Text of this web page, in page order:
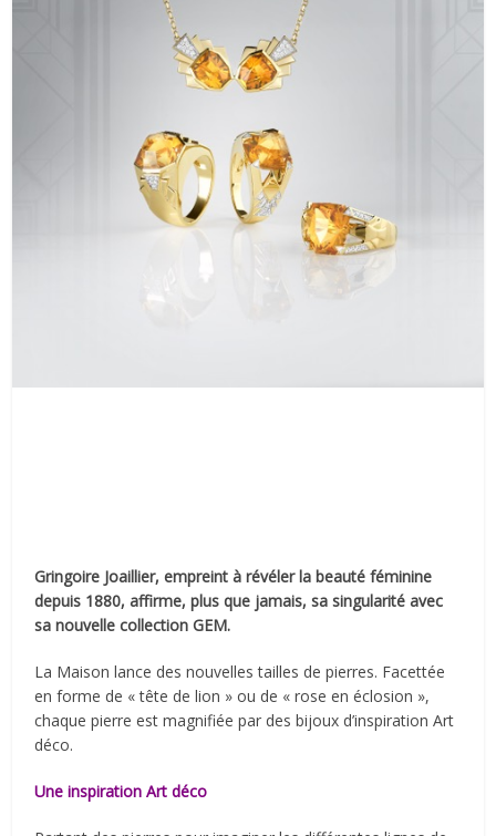
Gringoire Joaillier, empreint à révéler la beauté féminine
depuis 1880, affirme, plus que jamais, sa singularité avec
sa nouvelle collection GEM.
La Maison lance des nouvelles tailles de pierres. Facettée
en forme de « tête de lion » ou de « rose en éclosion »,
chaque pierre est magnifiée par des bijoux d’inspiration Art
déco.
Une inspiration Art déco